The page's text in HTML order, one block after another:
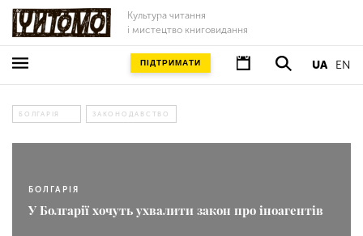
Культура читання
і мистецтво книговидання
UA EN
ПІДТРИМАТИ
БОЛГАРІЯ ЗАКОНОДАВСТВО
БОЛГАРІЯ
У Болгарії хочуть ухвалити закон про іноагентів